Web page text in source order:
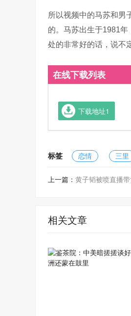
所以视频中的马苏和男
的。马苏出生于1981
处的非常好的话，说不
在线下载列表
下载地址1
标签 恋情 三里
上一篇： 黄子韬被喷直播
相关文章